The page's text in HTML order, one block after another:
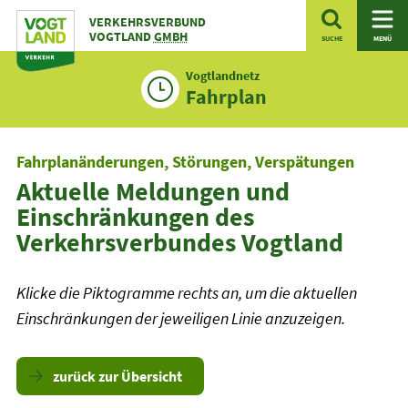
Zum
Inhalt
VERKEHRSVERBUND
VOGTLANDGMBH SUCHE MENÜ
Vogtlandnetz
Fahrplan
Fahrplanänderungen, Störungen, Verspätungen
Aktuelle Meldungen und
Einschränkungen des
Verkehrsverbundes Vogtland
Klicke die Piktogramme rechts an, um die aktuellen
Einschränkungen der jeweiligen Linie anzuzeigen.
zurück zur Übersicht